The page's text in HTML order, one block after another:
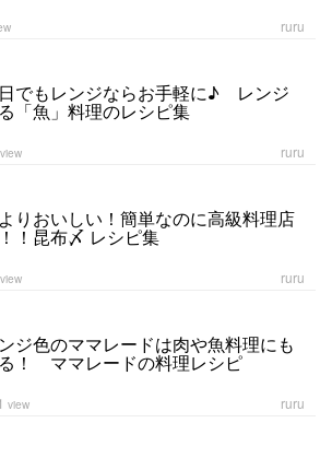
ruru
でもレンジならお手軽に♪ レンジ
「魚」料理のレシピ集
ruru
view
りおいしい！簡単なのに高級料理店
！昆布〆 レシピ集
ruru
view
ジ色のママレードは肉や魚料理にも
！ ママレードの料理レシピ
ruru
view